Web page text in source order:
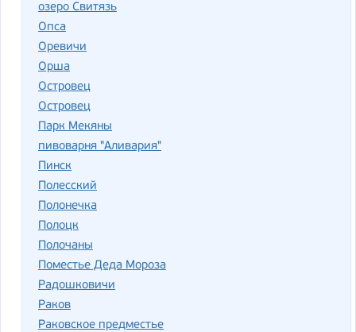
озеро Свитязь
Опса
Оревичи
Орша
Ост­ро­вец
Островец
Парк Мекяны
пивоварня "Аливария"
Пинск
Полесский
Полонечка
Полоцк
Полочаны
Поместье Деда Мороза
Радошковичи
Раков
Раковское предместье